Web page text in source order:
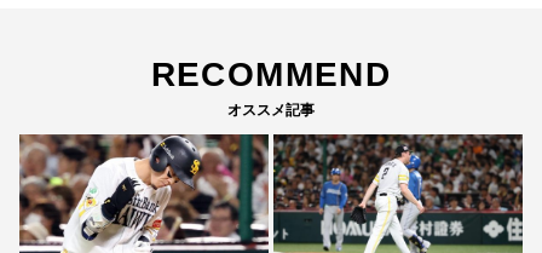
RECOMMEND
オススメ記事